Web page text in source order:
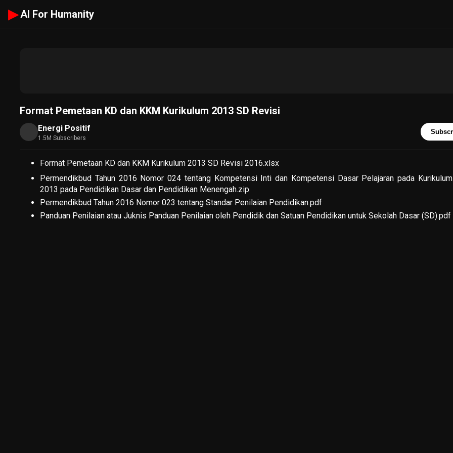
▶ AI For Humanity
Format Pemetaan KD dan KKM Kurikulum 2013 SD Revisi
Energi Positif
1.5M Subscribers
Format Pemetaan KD dan KKM Kurikulum 2013 SD Revisi 2016.xlsx
Permendikbud Tahun 2016 Nomor 024 tentang Kompetensi Inti dan Kompetensi Dasar Pelajaran pada Kurikulum
2013 pada Pendidikan Dasar dan Pendidikan Menengah.zip
Permendikbud Tahun 2016 Nomor 023 tentang Standar Penilaian Pendidikan.pdf
Panduan Penilaian atau Juknis Panduan Penilaian oleh Pendidik dan Satuan Pendidikan untuk Sekolah Dasar (SD).pdf